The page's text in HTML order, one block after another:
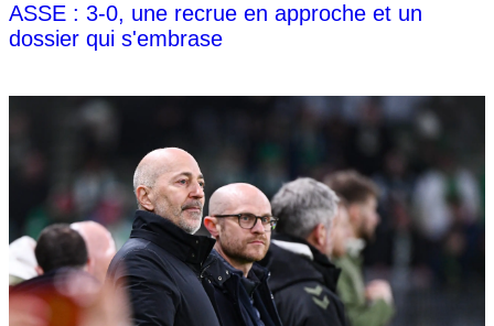
ASSE : 3-0, une recrue en approche et un
dossier qui s'embrase